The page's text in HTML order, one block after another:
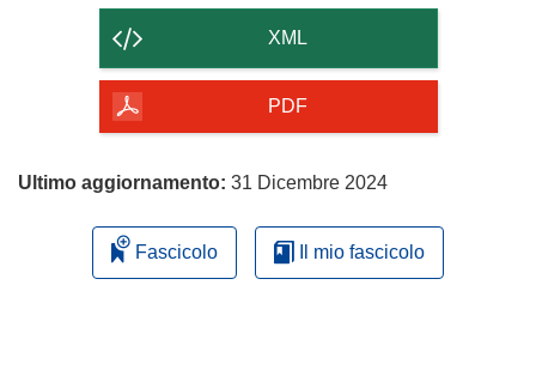
contenuto
della
pagina
XML
PDF
Ultimo aggiornamento: 31 Dicembre 2024
Fascicolo Il mio fascicolo